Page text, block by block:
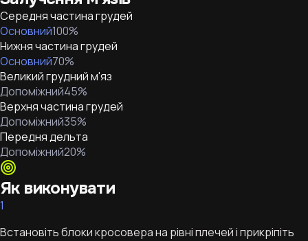
Середня частина грудей
Основний100%
Нижня частина грудей
Основний70%
Великий грудний м'яз
Допоміжний45%
Верхня частина грудей
Допоміжний35%
Передня дельта
Допоміжний20%
Як виконувати
1
Встановіть блоки кросовера на рівні плечей і прикріпіть